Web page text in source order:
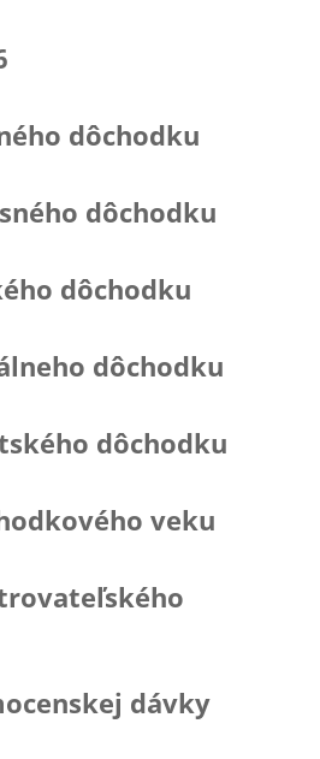
dôchodku
dôchodku
dôchodku
dôchodku
dôchodku
veku
dávky